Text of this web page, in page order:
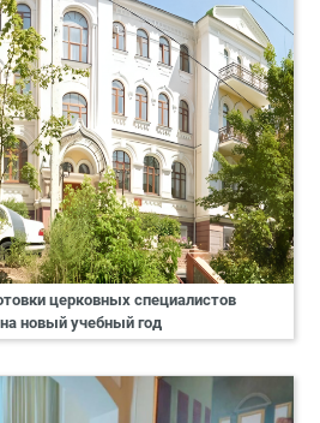
церковных специалистов
новый учебный год